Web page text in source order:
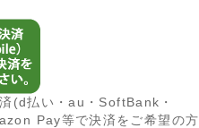
(d払い・au・SoftBank・
Pay等で決済をご希望の方